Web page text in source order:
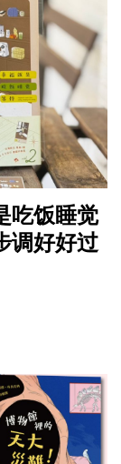
吃饭睡觉
调好好过